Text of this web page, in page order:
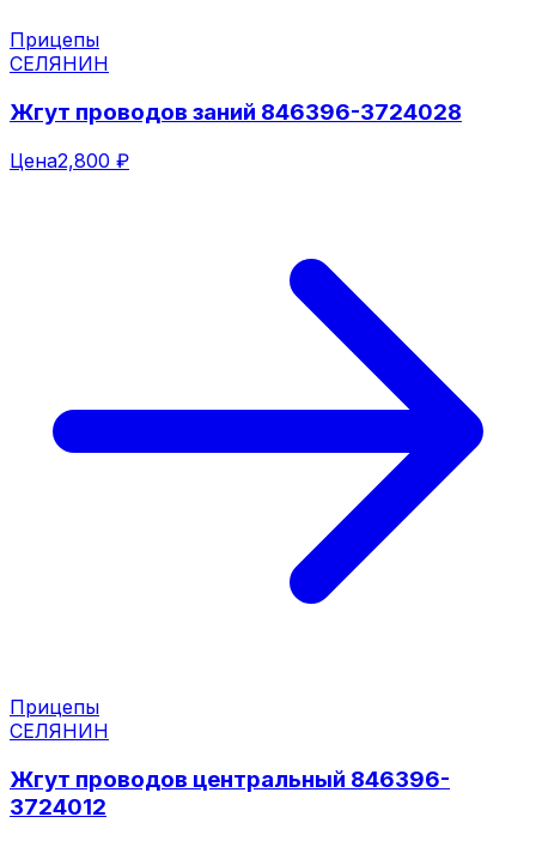
Прицепы
СЕЛЯНИН
Жгут проводов заний 846396-3724028
Цена2,800 ₽
Прицепы
СЕЛЯНИН
Жгут проводов центральный 846396-
3724012